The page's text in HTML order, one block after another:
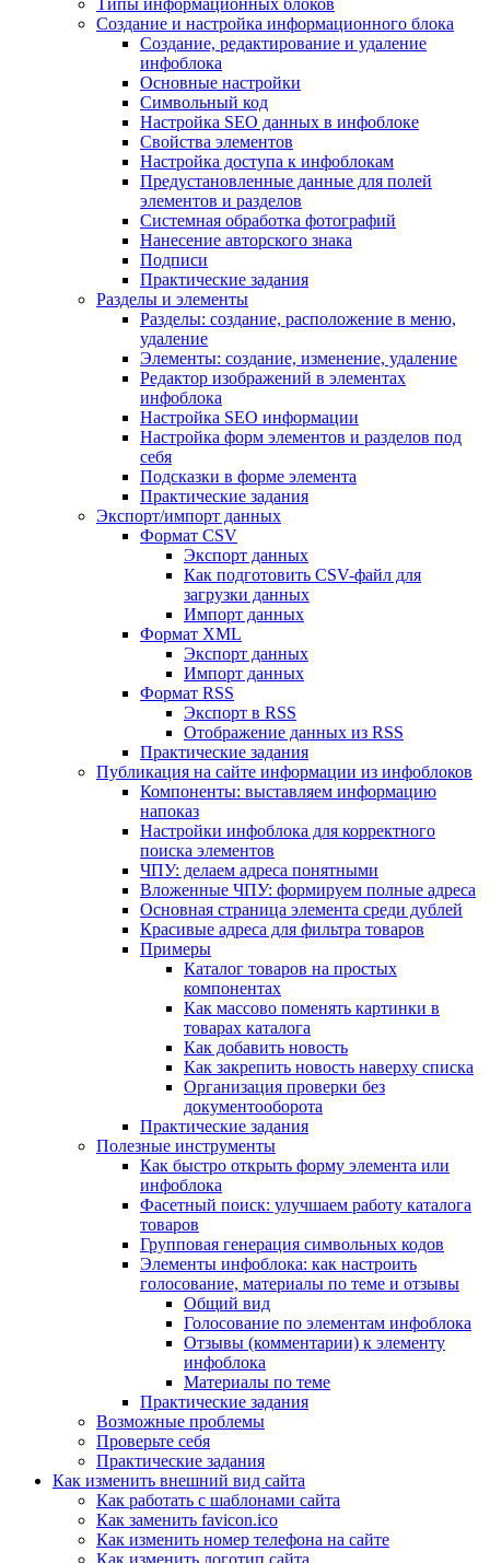
Типы информационных блоков
Создание и настройка информационного блока
Создание, редактирование и удаление
инфоблока
Основные настройки
Символьный код
Настройка SEO данных в инфоблоке
Свойства элементов
Настройка доступа к инфоблокам
Предустановленные данные для полей
элементов и разделов
Системная обработка фотографий
Нанесение авторского знака
Подписи
Практические задания
Разделы и элементы
Разделы: создание, расположение в меню,
удаление
Элементы: создание, изменение, удаление
Редактор изображений в элементах
инфоблока
Настройка SEO информации
Настройка форм элементов и разделов под
себя
Подсказки в форме элемента
Практические задания
Экспорт/импорт данных
Формат CSV
Экспорт данных
Как подготовить CSV-файл для
загрузки данных
Импорт данных
Формат XML
Экспорт данных
Импорт данных
Формат RSS
Экспорт в RSS
Отображение данных из RSS
Практические задания
Публикация на сайте информации из инфоблоков
Компоненты: выставляем информацию
напоказ
Настройки инфоблока для корректного
поиска элементов
ЧПУ: делаем адреса понятными
Вложенные ЧПУ: формируем полные адреса
Основная страница элемента среди дублей
Красивые адреса для фильтра товаров
Примеры
Каталог товаров на простых
компонентах
Как массово поменять картинки в
товарах каталога
Как добавить новость
Как закрепить новость наверху списка
Организация проверки без
документооборота
Практические задания
Полезные инструменты
Как быстро открыть форму элемента или
инфоблока
Фасетный поиск: улучшаем работу каталога
товаров
Групповая генерация символьных кодов
Элементы инфоблока: как настроить
голосование, материалы по теме и отзывы
Общий вид
Голосование по элементам инфоблока
Отзывы (комментарии) к элементу
инфоблока
Материалы по теме
Практические задания
Возможные проблемы
Проверьте себя
Практические задания
Как изменить внешний вид сайта
Как работать с шаблонами сайта
Как заменить favicon.ico
Как изменить номер телефона на сайте
Как изменить логотип сайта